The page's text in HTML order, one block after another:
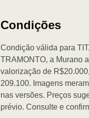
Condições
Condição válida para
TRAMONTO, a Murano
valorização de
209.100. Imagens
nas versões. Preços
prévio. Consulte e